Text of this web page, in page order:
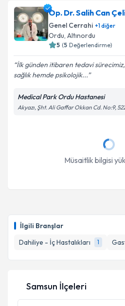
İlgili Branşlar
Dahiliye - İç Hastalıkları
1
E-posta Adresiniz
Kişisel verilerimin
Metni'ni okudum ve
kapsamda işlenmesini
Takvim
Op. Dr. Salih Can
Genel Cerrahi +1diğer
Ordu, Altınordu
5 (5 Değerlendirme)
İlk günden itibaren tedavi
sağlık hemde psikolojik...
Medical Park Ordu Hastanesi
Akyazı, Şht. Ali Gaffar Okkan Cd. No:9,
Müsaitlik bilgisi
Samsun İlçeleri